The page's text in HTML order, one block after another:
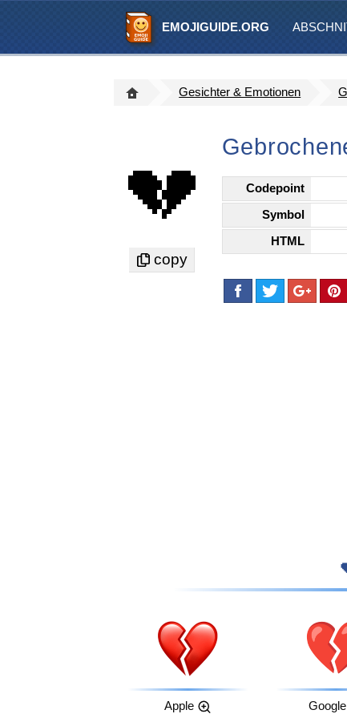
EMOJIGUIDE.ORG
Gesichter & Emotionen
💔 Codepoint
Symbol
HTML
Apple Google